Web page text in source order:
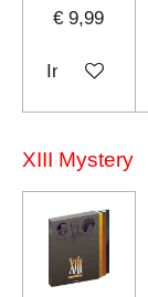
€ 9,99
In
XIII Mystery